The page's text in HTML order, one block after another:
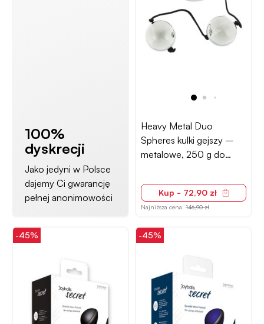
100%
dyskrecji
Jako jedyni w Polsce
dajemy Ci gwarancję
pełnej anonimowości
Heavy Metal Duo
Spheres kulki gejszy –
metalowe, 250 g do
Kup - 72,90 zł
Najniższa cena: 146,90 zł
-45% -45%